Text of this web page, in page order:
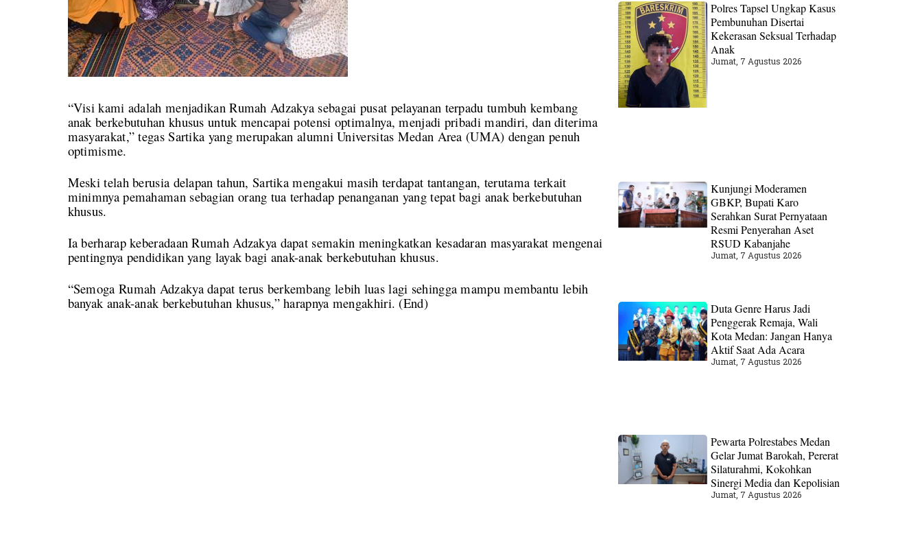
“Visi kami adalah menjadikan Rumah Adzakya sebagai pusat pelayanan terpadu tumbuh kembang
anak berkebutuhan khusus untuk mencapai potensi optimalnya, menjadi pribadi mandiri, dan diterima
masyarakat,” tegas Sartika yang merupakan alumni Universitas Medan Area (UMA) dengan penuh
optimisme.
Meski telah berusia delapan tahun, Sartika mengakui masih terdapat tantangan, terutama terkait
minimnya pemahaman sebagian orang tua terhadap penanganan yang tepat bagi anak berkebutuhan
khusus.
Ia berharap keberadaan Rumah Adzakya dapat semakin meningkatkan kesadaran masyarakat mengenai
pentingnya pendidikan yang layak bagi anak-anak berkebutuhan khusus.
“Semoga Rumah Adzakya dapat terus berkembang lebih luas lagi sehingga mampu membantu lebih
banyak anak-anak berkebutuhan khusus,” harapnya mengakhiri. (End)
Polres Tapsel Ungkap Kasus
Pembunuhan Disertai
Kekerasan Seksual Terhadap
Anak
Jumat, 7 Agustus 2026
Kunjungi Moderamen
GBKP, Bupati Karo
Serahkan Surat Pernyataan
Resmi Penyerahan Aset
RSUD Kabanjahe
Jumat, 7 Agustus 2026
Duta Genre Harus Jadi
Penggerak Remaja, Wali
Kota Medan: Jangan Hanya
Aktif Saat Ada Acara
Jumat, 7 Agustus 2026
Pewarta Polrestabes Medan
Gelar Jumat Barokah, Pererat
Silaturahmi, Kokohkan
Sinergi Media dan Kepolisian
Jumat, 7 Agustus 2026